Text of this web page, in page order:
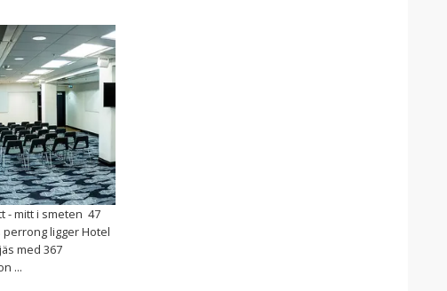
- mitt i smeten 47
ligger Hotel
med 367
...